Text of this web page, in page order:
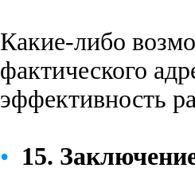
Какие-либо
фактического
эффективность
• 15.